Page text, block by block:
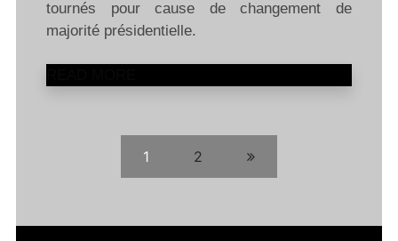
tournés pour cause de changement de
majorité présidentielle.
1 2